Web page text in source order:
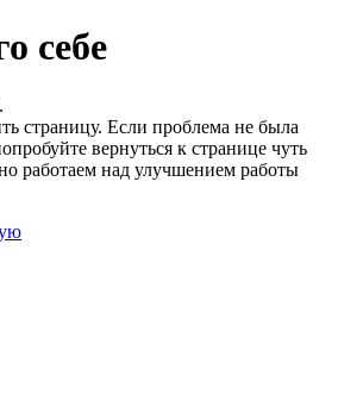
себе
страницу. Если проблема не была
вернуться к странице чуть
работаем над улучшением работы